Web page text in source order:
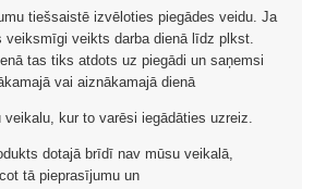
tiešsaistē izvēloties piegādes veidu. Ja
veiksmīgi veikts darba dienā līdz plkst.
tas tiks atdots uz piegādi un saņemsi
vai aiznākamajā dienā
kur to varēsi iegādāties uzreiz.
dotajā brīdī nav mūsu veikalā,
tā pieprasījumu un